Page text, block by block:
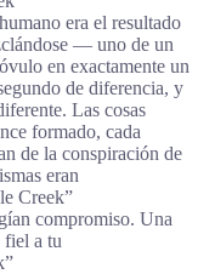
era el resultado
— uno de un
en exactamente un
de diferencia, y
Las cosas
formado, cada
de la conspiración de
eran
Creek”
compromiso. Una
fiel a tu